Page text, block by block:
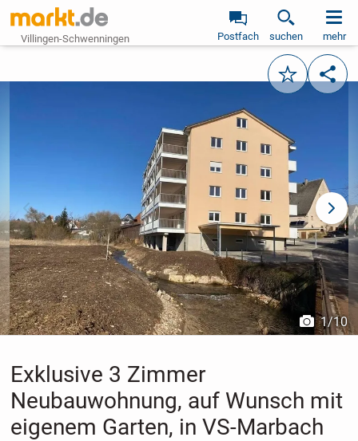
Villingen-Schwenningen Postfach suchen mehr
Merken
vorheriges Bild
1/10
Exklusive 3 Zimmer
Neubauwohnung, auf Wunsch mit
eigenem Garten, in VS-Marbach